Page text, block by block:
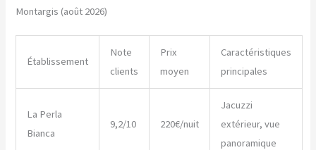
Montargis (août 2026)
Établissement
Note
clients
Prix
moyen
Caractéristiques
principales
La Perla
Bianca
9,2/10 220€/nuit
Jacuzzi
extérieur, vue
panoramique